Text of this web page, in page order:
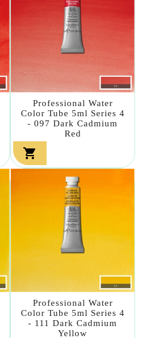
Professional Water
Color Tube 5ml Series 4
- 097 Dark Cadmium
Red

Professional Water
Color Tube 5ml Series 4
- 111 Dark Cadmium
Yellow